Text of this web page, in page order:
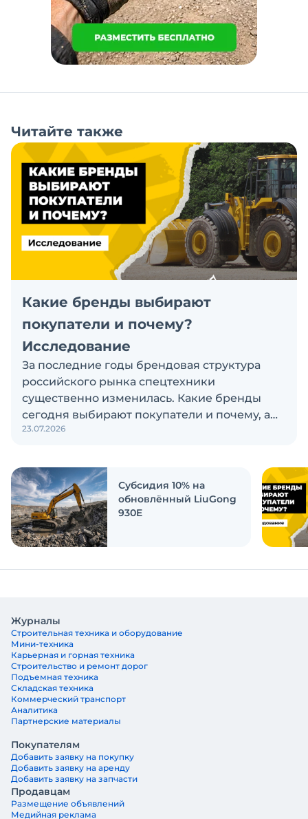
Читайте также
Какие бренды выбирают
покупатели и почему?
Исследование
За последние годы брендовая структура
российского рынка спецтехники
существенно изменилась. Какие бренды
сегодня выбирают покупатели и почему, а
также кого считают лидерами рынка?
ответить на эти вопросы
23.07.2026
Субсидия 10% на
обновлённый LiuGong
930E
Журналы
Строительная техника и оборудование
Мини-техника
Карьерная и горная техника
Строительство и ремонт дорог
Подъемная техника
Складская техника
Коммерческий транспорт
Аналитика
Партнерские материалы
Покупателям
Добавить заявку на покупку
Добавить заявку на аренду
Добавить заявку на запчасти
Продавцам
Размещение объявлений
Медийная реклама